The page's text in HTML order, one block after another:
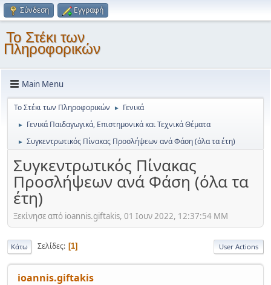
Σύνδεση Εγγραφή
Το Στέκι των
Πληροφορικών
Main Menu
Το Στέκι των Πληροφορικών ► Γενικά
► Γενικά Παιδαγωγικά, Επιστημονικά και Τεχνικά Θέματα
► Συγκεντρωτικός Πίνακας Προσλήψεων ανά Φάση (όλα τα έτη)
Συγκεντρωτικός Πίνακας
Προσλήψεων ανά Φάση (όλα τα
έτη)
Ξεκίνησε από ioannis.giftakis, 01 Ιουν 2022, 12:37:54 ΜΜ
Κάτω Σελίδες 1 User Actions
ioannis.giftakis